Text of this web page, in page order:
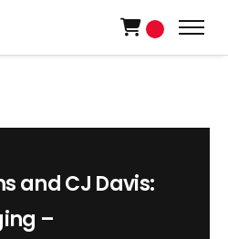
and CJ Davis:
–